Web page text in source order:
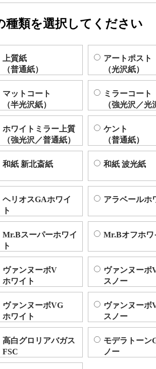
種類を選択してください
上質紙
（普通紙）
アートポスト
（光沢紙）
マットコート
（半光沢紙）
ミラーコート
（強光沢／光
ホワイトミラー上質
（強光沢／普通紙）
ケント
（普通紙）
和紙 新北斎紙 和紙 波光紙
ヘリオスGAホワイ
ト
アラベールホ
Mr.Bスーパーホワイ
ト
Mr.Bオフホワ
ヴァンヌーボV
ホワイト
ヴァンヌーボ
スノー
ヴァンヌーボVG
ホワイト
ヴァンヌーボ
スノー
高白グロリアバガス
FSC
モデラトーン
ノー